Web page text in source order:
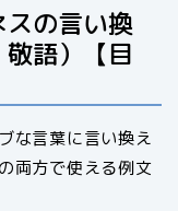
の言い換
語）【目
な言葉に言い換え
両方で使える例文